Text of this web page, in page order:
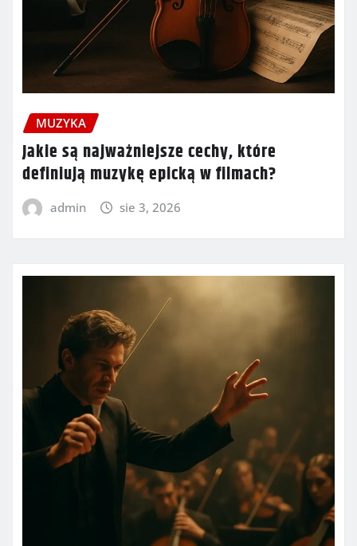
MUZYKA
Jakie są najważniejsze cechy, które
definiują muzykę epicką w filmach?
admin sie 3, 2026